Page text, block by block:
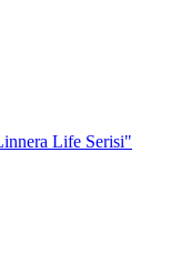
Life Serisi"